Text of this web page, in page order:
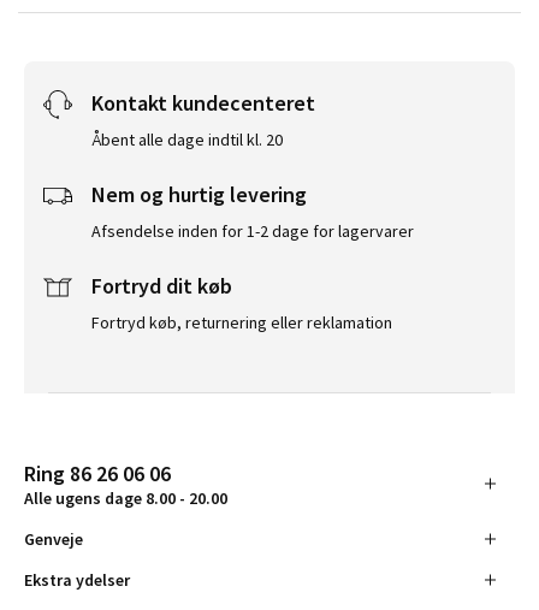
Kontakt kundecenteret
Åbent alle dage indtil kl. 20
Nem og hurtig levering
Afsendelse inden for 1-2 dage for lagervarer
Fortryd dit køb
Fortryd køb, returnering eller reklamation
Ring 86 26 06 06
Alle ugens dage 8.00 - 20.00
Genveje
Ekstra ydelser